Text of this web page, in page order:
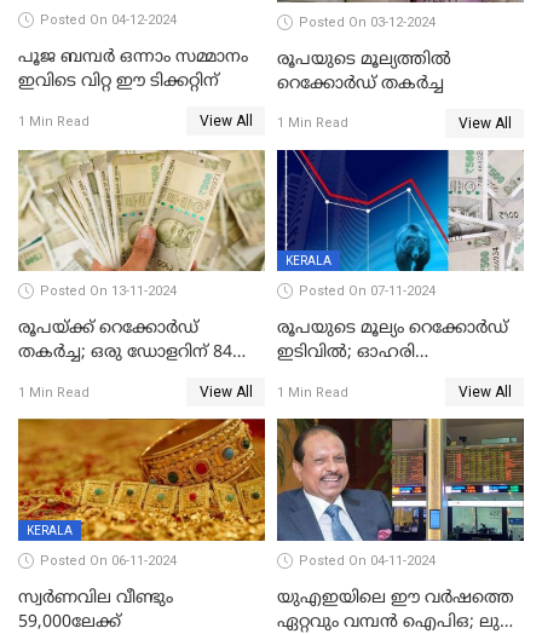
Posted On 04-12-2024
പൂജ ബമ്പർ ഒന്നാം സമ്മാനം
ഇവിടെ വിറ്റ ഈ ടിക്കറ്റിന്
1 Min Read View All
Posted On 03-12-2024
രൂപയുടെ മൂല്യത്തില്‍
റെക്കോര്‍ഡ് തകര്‍ച്ച
1 Min Read View All
Posted On 13-11-2024
രൂപയ്ക്ക് റെക്കോർഡ്
തകര്‍ച്ച; ഒരു ഡോളറിന് 84
വിനിമയ മൂല്യം
1 Min Read View All
KERALA
Posted On 07-11-2024
രൂപയുടെ മൂല്യം റെക്കോർഡ്
ഇടിവിൽ; ഓഹരി
സെന്‍സെക്‌സ് 80,000ല്‍
താഴെ
1 Min Read View All
KERALA
Posted On 06-11-2024
സ്വര്‍ണവില വീണ്ടും
59,000ലേക്ക്
Posted On 04-11-2024
യുഎഇയിലെ ഈ വർഷത്തെ
ഏറ്റവും വമ്പൻ ഐപിഒ; ലുലു